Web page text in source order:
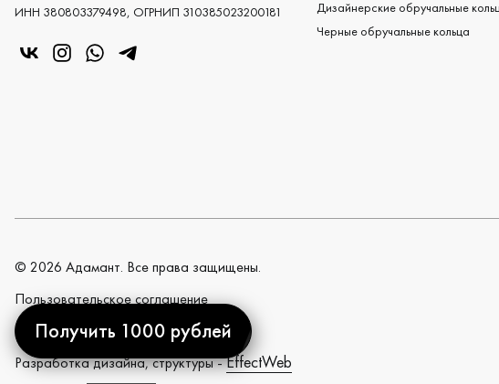
ИНН 380803379498, ОГРНИП 310385023200181
«Центр колец» в VK
«Центр колец» в Instagram
«Центр колец» в Whatsapp
«Центр колец» в Telegram
Дизайнерские обручальные
Черные обручальные кольца
© 2026 Адамант. Все права защищены.
Пользовательское cоглашение
Политика конфиденциальности
Разработка дизайна, структуры -EffectWeb
Получить 1000 рублей